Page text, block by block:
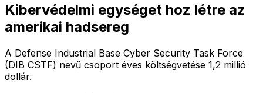
Kibervédelmi egységet hoz létre az
amerikai hadsereg
A Defense Industrial Base Cyber Security Task Force
(DIB CSTF) nevű csoport éves költségvetése 1,2 millió
dollár.